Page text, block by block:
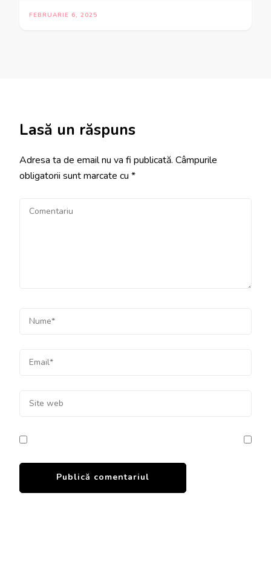
FEBRUARIE 6, 2025
Lasă un răspuns
Adresa ta de email nu va fi publicată. Câmpurile
obligatorii sunt marcate cu *